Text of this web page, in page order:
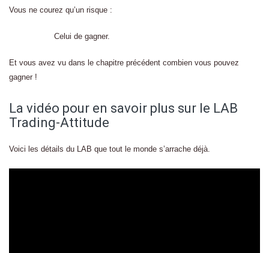
Vous ne courez qu’un risque :
Celui de gagner.
Et vous avez vu dans le chapitre précédent combien vous pouvez
gagner !
La vidéo pour en savoir plus sur le LAB
Trading-Attitude
Voici les détails du LAB que tout le monde s’arrache déjà.